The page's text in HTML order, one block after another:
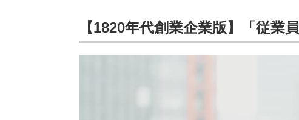
【1820年代創業企業版】「従業